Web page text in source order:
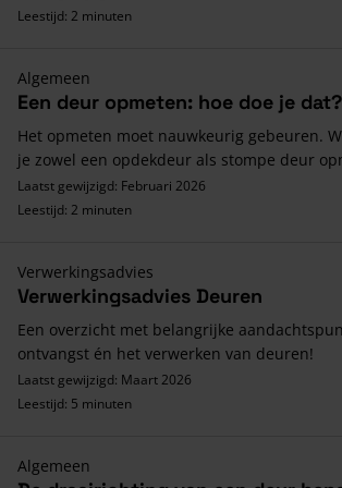
Leestijd: 2 minuten
Algemeen
Een deur opmeten: hoe doe je dat?
Het opmeten moet nauwkeurig gebeuren.
je zowel een opdekdeur als stompe deur
Laatst gewijzigd: Februari 2026
Leestijd: 2 minuten
Verwerkingsadvies
Verwerkingsadvies Deuren
Een overzicht met belangrijke
ontvangst én het verwerken van deuren!
Laatst gewijzigd: Maart 2026
Leestijd: 5 minuten
Algemeen